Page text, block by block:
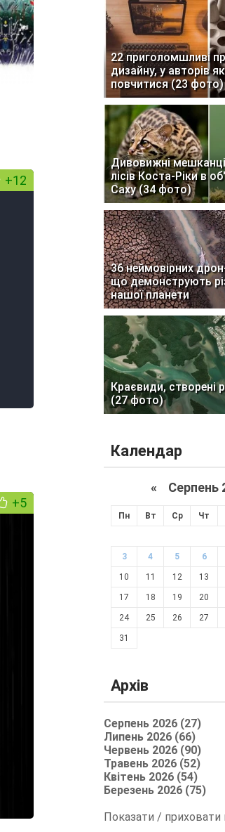
+12
+5
22 приголомшливі
дизайну, у авторів
повчитися (23 фото)
Дивовижні
лісів Коста-Ріки в
Саху (34 фото)
36 неймовірних
що демонструють
нашої планети
Краєвиди, створені
(27 фото)
Календар
« Серпень
Пн Вт Ср Чт
3 4 5 6
10 11 12 13
17 18 19 20
24 25 26 27
31
Архів
Серпень 2026 (27)
Липень 2026 (66)
Червень 2026 (90)
Травень 2026 (52)
Квітень 2026 (54)
Березень 2026 (75)
Показати / приховати